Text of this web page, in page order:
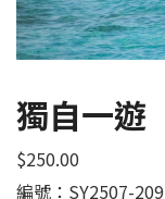
獨自一遊
$250.00
編號：SY2507-209